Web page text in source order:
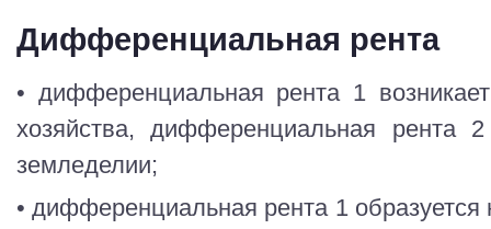
Дифференциальная рента
• дифференциальная рента 1
хозяйства, дифференциальная рента
земледелии;
• дифференциальная рента 1